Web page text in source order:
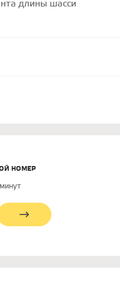
длины шасси
НОМЕР